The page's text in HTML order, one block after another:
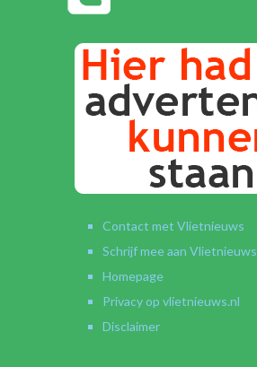
Contact met Vlietnieuws
Schrijf mee aan Vlietnieuws
Homepage
Privacy op vlietnieuws.nl
Disclaimer